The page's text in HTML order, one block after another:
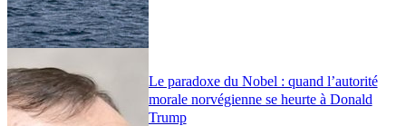
Le paradoxe du Nobel : quand l’autorité
morale norvégienne se heurte à Donald
Trump